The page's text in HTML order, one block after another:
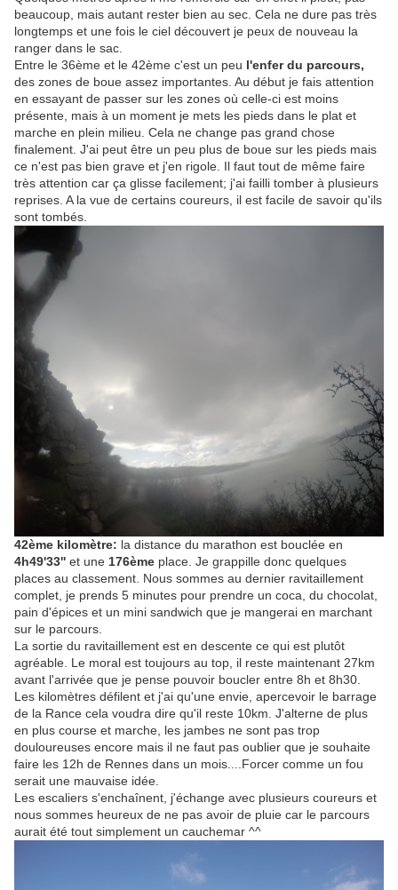
beaucoup, mais autant rester bien au sec. Cela ne dure pas très
longtemps et une fois le ciel découvert je peux de nouveau la
ranger dans le sac.
Entre le 36ème et le 42ème c'est un peu l'enfer du parcours,
des zones de boue assez importantes. Au début je fais attention
en essayant de passer sur les zones où celle-ci est moins
présente, mais à un moment je mets les pieds dans le plat et
marche en plein milieu. Cela ne change pas grand chose
finalement. J'ai peut être un peu plus de boue sur les pieds mais
ce n'est pas bien grave et j'en rigole. Il faut tout de même faire
très attention car ça glisse facilement; j'ai failli tomber à plusieurs
reprises. A la vue de certains coureurs, il est facile de savoir qu'ils
sont tombés.
42ème kilomètre: la distance du marathon est bouclée en
4h49'33'' et une 176ème place. Je grappille donc quelques
places au classement. Nous sommes au dernier ravitaillement
complet, je prends 5 minutes pour prendre un coca, du chocolat,
pain d'épices et un mini sandwich que je mangerai en marchant
sur le parcours.
La sortie du ravitaillement est en descente ce qui est plutôt
agréable. Le moral est toujours au top, il reste maintenant 27km
avant l'arrivée que je pense pouvoir boucler entre 8h et 8h30.
Les kilomètres défilent et j'ai qu'une envie, apercevoir le barrage
de la Rance cela voudra dire qu'il reste 10km. J'alterne de plus
en plus course et marche, les jambes ne sont pas trop
douloureuses encore mais il ne faut pas oublier que je souhaite
faire les 12h de Rennes dans un mois....Forcer comme un fou
serait une mauvaise idée.
Les escaliers s'enchaînent, j'échange avec plusieurs coureurs et
nous sommes heureux de ne pas avoir de pluie car le parcours
aurait été tout simplement un cauchemar ^^